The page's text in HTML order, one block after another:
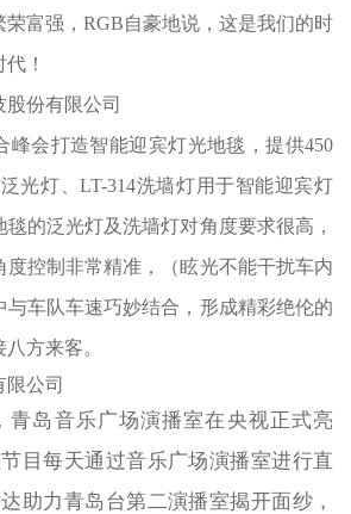
富强， RGB自豪地说，这是我们的时
！
份有限公司
峰会打造智能迎宾灯光地毯，提供450
光灯、LT-314洗墙灯用于智能迎宾灯
的泛光灯及洗墙灯对角度要求很高，
度控制非常精准，（眩光不能干扰车内
与车队车速巧妙结合，形成精彩绝伦的
方来客。
公司
岛音乐广场演播室在央视正式亮
目每天通过音乐广场演播室进行直
助力青岛台第二演播室揭开面纱，